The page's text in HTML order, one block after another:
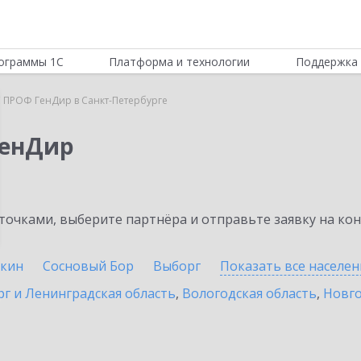
1С Платформа и технологии Поддержка
ПРОФ ГенДир в Санкт-Петербурге
выберите партнёра и отправьте заявку на
Сосновый Бор Выборг Показать все
и Ленинградская область, Вологодская область,